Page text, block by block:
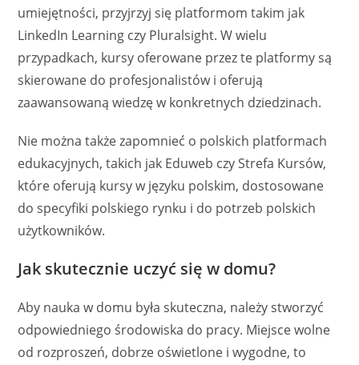
umiejętności, przyjrzyj się platformom takim jak
LinkedIn Learning czy Pluralsight. W wielu
przypadkach, kursy oferowane przez te platformy są
skierowane do profesjonalistów i oferują
zaawansowaną wiedzę w konkretnych dziedzinach.
Nie można także zapomnieć o polskich platformach
edukacyjnych, takich jak Eduweb czy Strefa Kursów,
które oferują kursy w języku polskim, dostosowane
do specyfiki polskiego rynku i do potrzeb polskich
użytkowników.
Jak skutecznie uczyć się w domu?
Aby nauka w domu była skuteczna, należy stworzyć
odpowiedniego środowiska do pracy. Miejsce wolne
od rozproszeń, dobrze oświetlone i wygodne, to